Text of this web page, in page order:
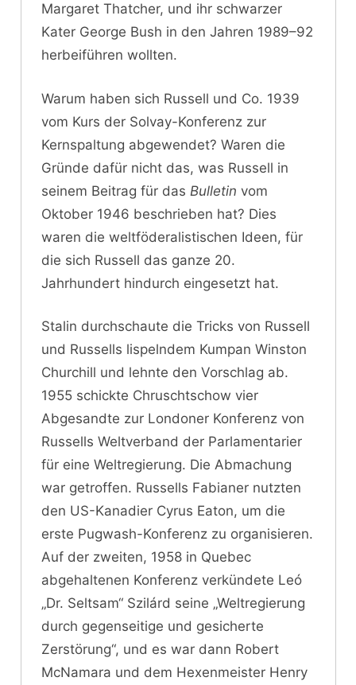
Margaret Thatcher, und ihr schwarzer
Kater George Bush in den Jahren 1989–92
herbeiführen wollten.
Warum haben sich Russell und Co. 1939
vom Kurs der Solvay-Konferenz zur
Kernspaltung abgewendet? Waren die
Gründe dafür nicht das, was Russell in
seinem Beitrag für das Bulletin vom
Oktober 1946 beschrieben hat? Dies
waren die weltföderalistischen Ideen, für
die sich Russell das ganze 20.
Jahrhundert hindurch eingesetzt hat.
Stalin durchschaute die Tricks von Russell
und Russells lispelndem Kumpan Winston
Churchill und lehnte den Vorschlag ab.
1955 schickte Chruschtschow vier
Abgesandte zur Londoner Konferenz von
Russells Weltverband der Parlamentarier
für eine Weltregierung. Die Abmachung
war getroffen. Russells Fabianer nutzten
den US-Kanadier Cyrus Eaton, um die
erste Pugwash-Konferenz zu organisieren.
Auf der zweiten, 1958 in Quebec
abgehaltenen Konferenz verkündete Leó
„Dr. Seltsam“ Szilárd seine „Weltregierung
durch gegenseitige und gesicherte
Zerstörung“, und es war dann Robert
McNamara und dem Hexenmeister Henry